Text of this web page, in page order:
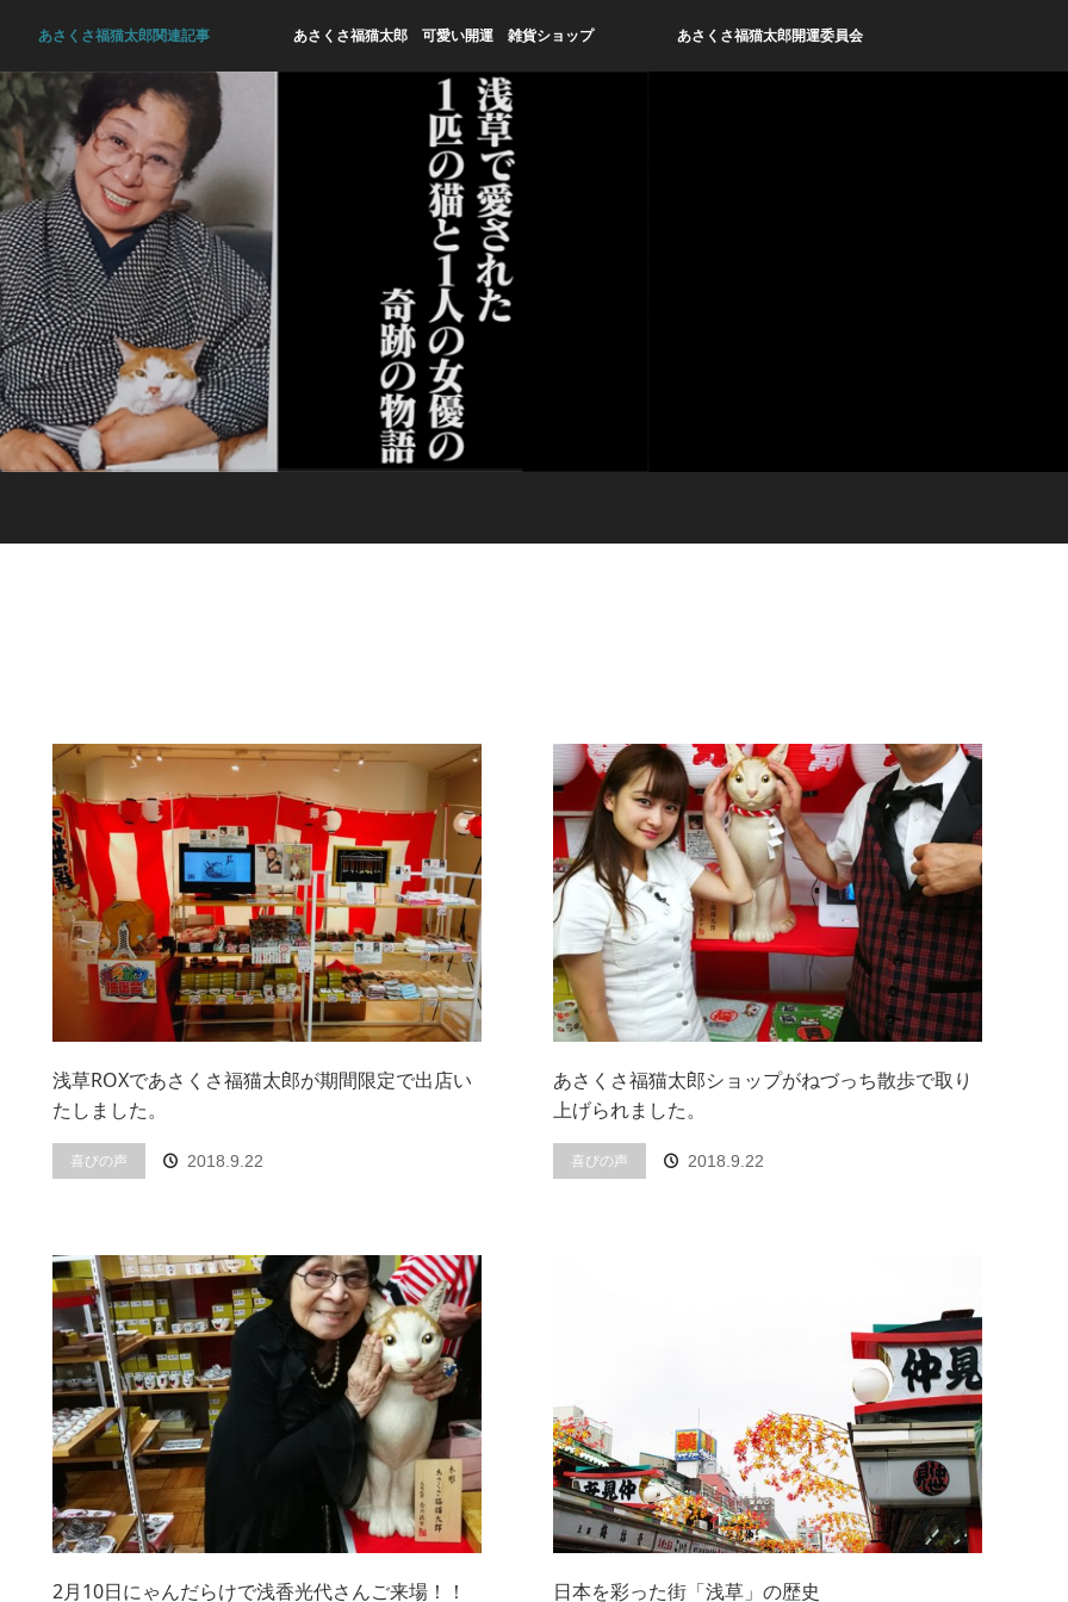
あさくさ福猫太郎関連記事 あさくさ福猫太郎 可愛い開運 雑貨ショップ あさくさ福猫太郎開運委員会
浅草ROXであさくさ福猫太郎が期間限定で出店い
たしました。
喜びの声 2018.9.22
あさくさ福猫太郎ショップがねづっち散歩で取り
上げられました。
喜びの声 2018.9.22
2月10日にゃんだらけで浅香光代さんご来場！！ 日本を彩った街「浅草」の歴史